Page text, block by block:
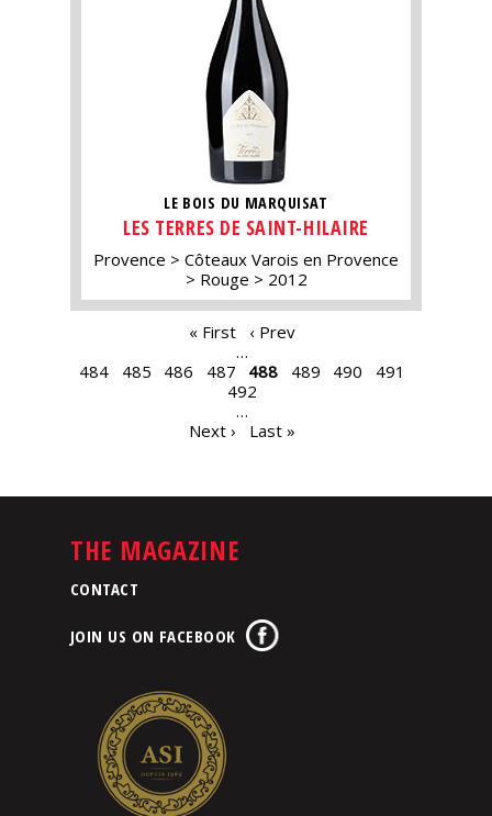
LE BOIS DU MARQUISAT
LES TERRES DE SAINT-HILAIRE
Provence
Côteaux Varois en Provence
Rouge
2012
« First
‹ Prev
…
484
485 486 487 488 489 490
491
492
…
Next ›
Last »
THE MAGAZINE
CONTACT
JOIN US ON FACEBOOK